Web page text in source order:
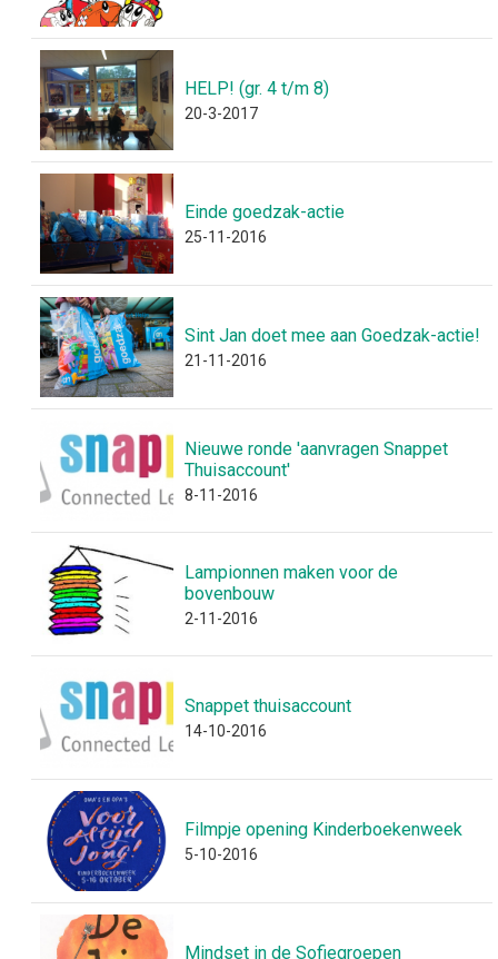
HELP! (gr. 4 t/m 8)
20-3-2017
Einde goedzak-actie
25-11-2016
Sint Jan doet mee aan Goedzak-actie!
21-11-2016
Nieuwe ronde 'aanvragen Snappet
Thuisaccount'
8-11-2016
Lampionnen maken voor de
bovenbouw
2-11-2016
Snappet thuisaccount
14-10-2016
Filmpje opening Kinderboekenweek
5-10-2016
Mindset in de Sofiegroepen